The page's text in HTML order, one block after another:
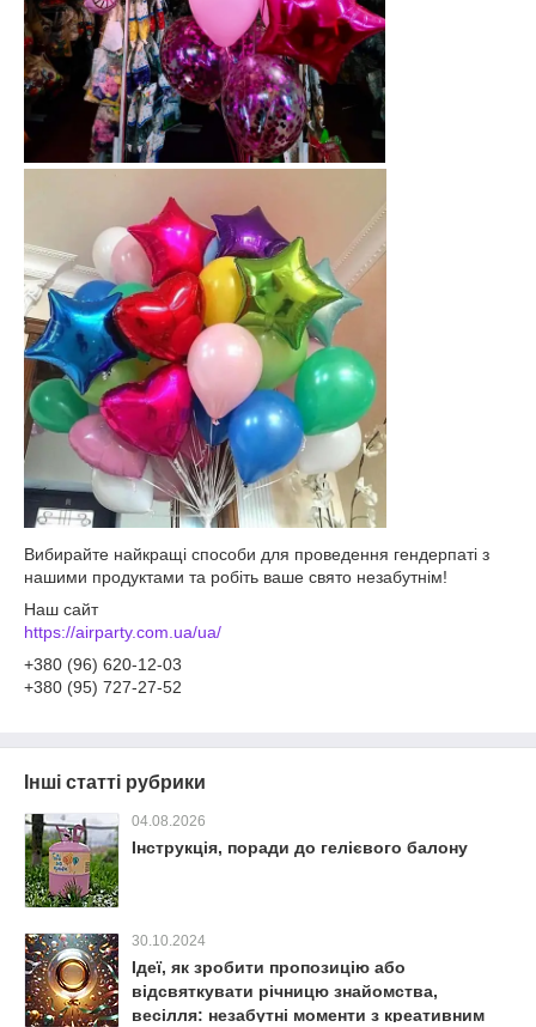
Вибирайте найкращі способи для проведення гендерпаті з
нашими продуктами та робіть ваше свято незабутнім!
Наш сайт
https://airparty.com.ua/ua/
+380 (96) 620-12-03
+380 (95) 727-27-52
Інші статті рубрики
04.08.2026
Інструкція, поради до гелієвого балону
30.10.2024
Ідеї, як зробити пропозицію або
відсвяткувати річницю знайомства,
весілля: незабутні моменти з креативним